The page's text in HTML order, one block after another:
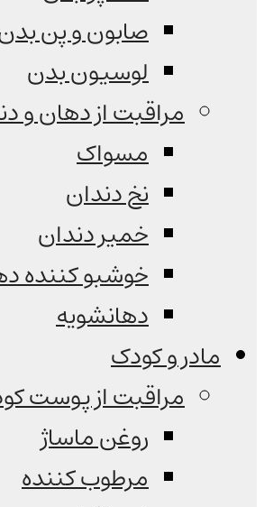
صابون و پن
لوسیون بدن
مراقبت از دهان و
مسواک
نخ دندان
خمیر دندان
خوشبو کننده
دهانشویه
مادر و کودک
مراقبت از پوست
روغن ماساژ
مرطوب کننده